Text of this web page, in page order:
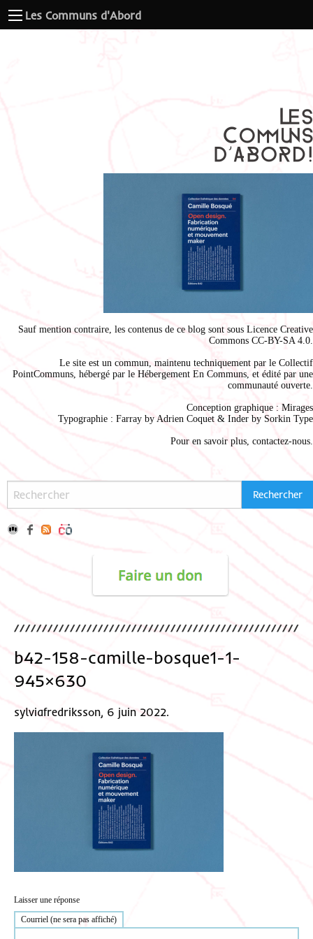
Les Communs d'Abord
Sauf mention contraire, les contenus de ce blog sont sous Licence Creative
Commons CC-BY-SA 4.0
Le site est un commun, maintenu techniquement par le Collectif
PointCommuns , hébergé par le Hébergement En Communs , et édité par une
communauté ouverte.
Conception graphique : Mirages
Typographie : Farray by Adrien Coquet & Inder by Sorkin Type
Pour en savoir plus, contactez-nous
b42-158-camille-bosque1-1-
945×630
sylviafredriksson, 6 juin 2022.
Laisser une réponse
Courriel (ne sera pas affiché)